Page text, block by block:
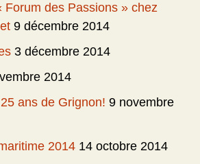
Forum des Passions » chez
9 décembre 2014
3 décembre 2014
2014
ans de Grignon! 9 novembre
2014 14 octobre 2014